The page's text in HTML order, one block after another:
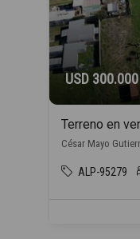
USD 300.000
César Mayo
ALP-95279